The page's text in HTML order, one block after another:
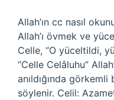
Allah’ın cc nasıl
Allah’ı övmek ve
Celle, “O yüceltildi,
“Celle Celâluhu”
anıldığında
söylenir. Celil: